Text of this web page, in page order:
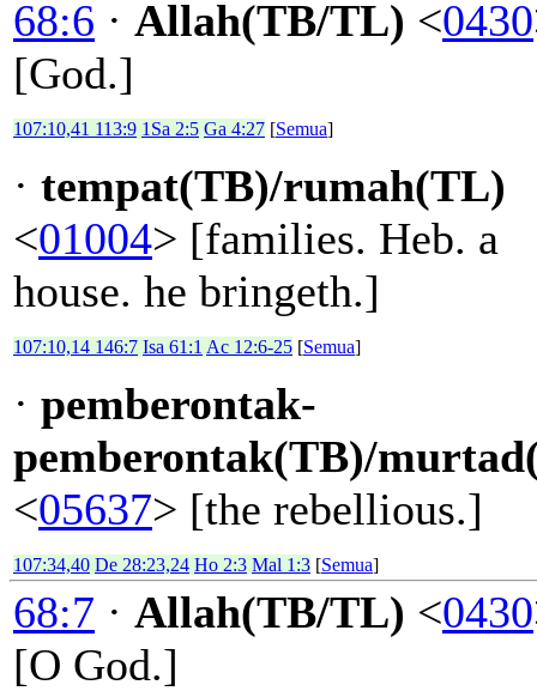
68:6 · Allah(TB/TL) <0430
[God.]
107:10,41 113:9 1Sa 2:5 Ga 4:27 [Semua]
· tempat(TB)/rumah(TL)
<01004> [families. Heb. a
house. he bringeth.]
107:10,14 146:7 Isa 61:1 Ac 12:6-25 [Semua]
· pemberontak-
pemberontak(TB)/
<05637> [the rebellious.]
107:34,40 De 28:23,24 Ho 2:3 Mal 1:3 [Semua]
68:7 · Allah(TB/TL) <0430
[O God.]